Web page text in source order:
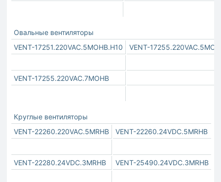
Овальные вентиляторы
VENT-17251.220VAC.5MOHB.H10
VENT-
VENT-17255.220VAC.7MOHB
Круглые вентиляторы
VENT-22260.220VAC.5MRHB
VENT-22260.24VDC.5MRHB
VENT-22280.24VDC.3MRHB VENT-25490.24VDC.3MRHB